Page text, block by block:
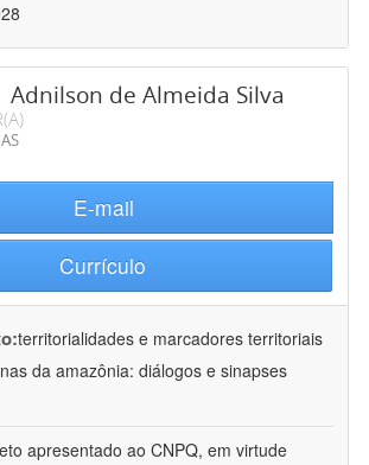
Adnilson de Almeida Silva
E-mail
Currículo
territorialidades e marcadores territoriais
da amazônia: diálogos e sinapses
apresentado ao CNPQ, em virtude